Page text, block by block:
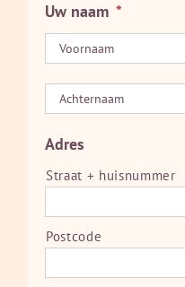
Uw naam *
Adres
Straat + huisnummer
Postcode